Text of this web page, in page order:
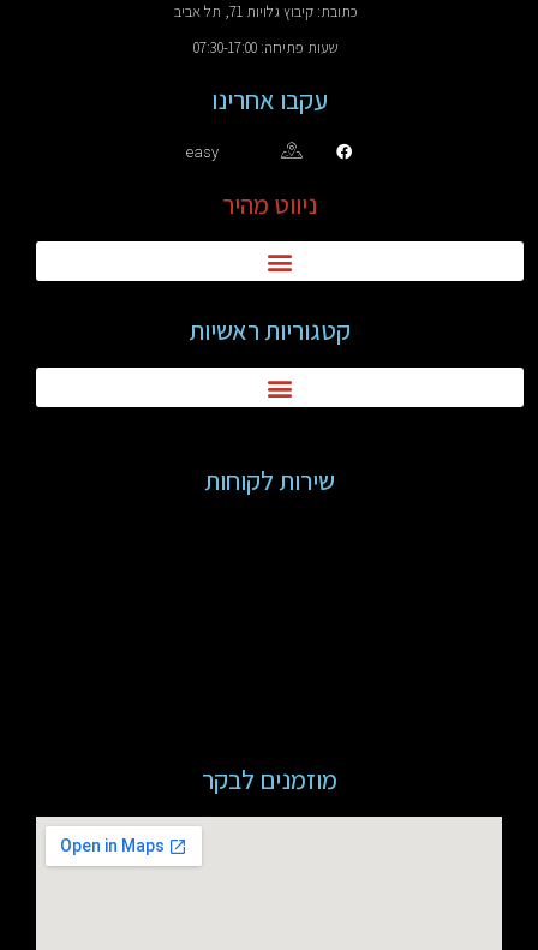
כתובת: קיבוץ גלויות 71, תל אביב
שעות פתיחה: 07:30-17:00
עקבו אחרינו
easy
ניווט מהיר
קטגוריות ראשיות
שירות לקוחות
מוזמנים לבקר